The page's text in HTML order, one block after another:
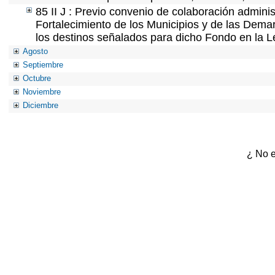
85 II J : Previo convenio de colaboración
Fortalecimiento de los Municipios y de las
los destinos señalados para dicho Fondo en la
Agosto
Septiembre
Octubre
Noviembre
Diciembre
¿ No